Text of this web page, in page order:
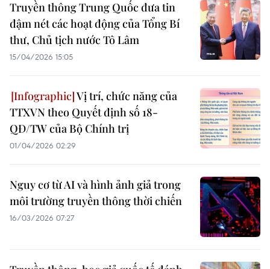
Truyền thông Trung Quốc đưa tin
đậm nét các hoạt động của Tổng Bí
thư, Chủ tịch nước Tô Lâm
15/04/2026 15:05
Vị trí, chức năng của
TTXVN theo Quyết định số 18-
QĐ/TW của Bộ Chính trị
01/04/2026 02:29
Nguy cơ từ AI và hình ảnh giả trong
môi trường truyền thông thời chiến
16/03/2026 07:27